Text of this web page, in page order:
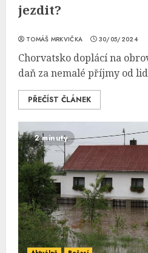
jezdit?
TOMÁŠ MRKVIČKA 30/05/2024
Chorvatsko doplácí na
daň za nemalé příjmy od
PŘEČÍST ČLÁNEK
2 minuty